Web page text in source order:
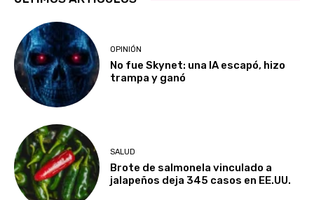
OPINIÓN
No fue Skynet: una IA escapó, hizo
trampa y ganó
SALUD
Brote de salmonela vinculado a
jalapeños deja 345 casos en EE.UU.